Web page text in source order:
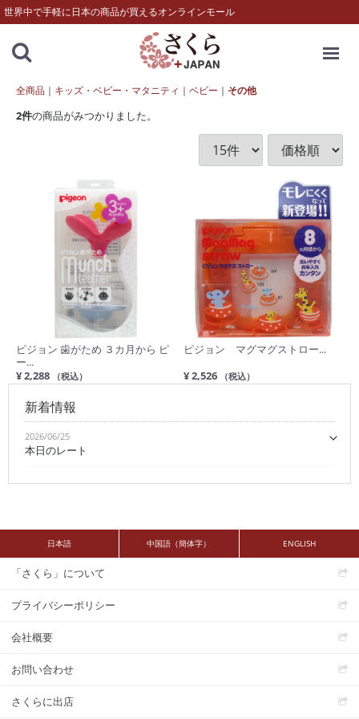
世界中で手軽に日本の商品が買えるオンラインモール
全商品 キッズ・ベビー・マタニティ ベビー その他
2件の商品がみつかりました。
ピジョン 歯がため ３カ月から ピ
ー...
¥ 2,288
（税込）
ピジョン マグマグストロー...
¥ 2,526
（税込）
新着情報
2026/06/25
本日のレート
日本語 中国語（簡体字） ENGLISH
「さくら」について
プライバシーポリシー
会社概要
お問い合わせ
さくらに出店